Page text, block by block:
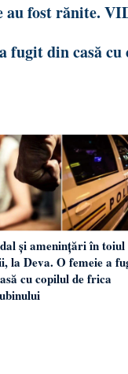
au fost rănite.
fugit din casă
și amenințări în toiul
la Deva. O femeie a
cu copilul de frica